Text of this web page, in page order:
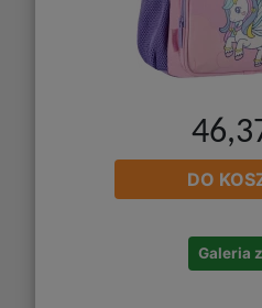
DO
Galeria